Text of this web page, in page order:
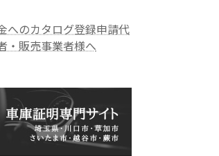
へのカタログ登録申請代
・販売事業者様へ